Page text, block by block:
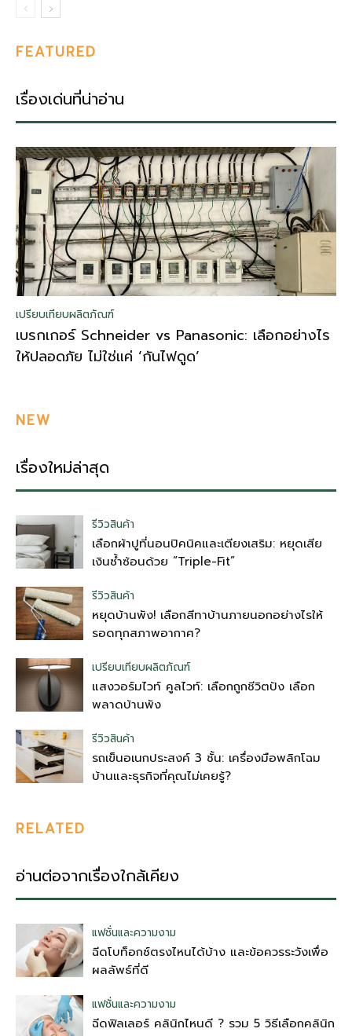
FEATURED
เรื่องเด่นที่น่าอ่าน
เปรียบเทียบผลิตภัณฑ์
เบรกเกอร์ Schneider vs Panasonic: เลือกอย่างไร
ให้ปลอดภัย ไม่ใช่แค่ ‘กันไฟดูด’
NEW
เรื่องใหม่ล่าสุด
รีวิวสินค้า
เลือกผ้าปูที่นอนปิคนิคและเตียงเสริม: หยุดเสีย
เงินซ้ำซ้อนด้วย “Triple-Fit”
รีวิวสินค้า
หยุดบ้านพัง! เลือกสีทาบ้านภายนอกอย่างไรให้
รอดทุกสภาพอากาศ?
เปรียบเทียบผลิตภัณฑ์
แสงวอร์มไวท์ คูลไวท์: เลือกถูกชีวิตปัง เลือก
พลาดบ้านพัง
รีวิวสินค้า
รถเข็นอเนกประสงค์ 3 ชั้น: เครื่องมือพลิกโฉม
บ้านและธุรกิจที่คุณไม่เคยรู้?
RELATED
อ่านต่อจากเรื่องใกล้เคียง
แฟชั่นและความงาม
ฉีดโบท็อกซ์ตรงไหนได้บ้าง และข้อควรระวังเพื่อ
ผลลัพธ์ที่ดี
แฟชั่นและความงาม
ฉีดฟิลเลอร์ คลินิกไหนดี ? รวม 5 วิธีเลือกคลินิก